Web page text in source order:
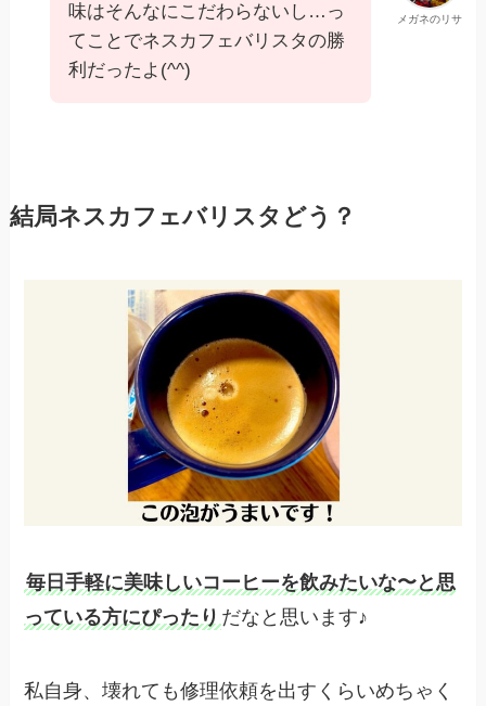
メガネのリサ
味はそんなにこだわらないし…っ
てことでネスカフェバリスタの勝
利だったよ(^^)
結局ネスカフェバリスタどう？
毎日手軽に美味しいコーヒーを飲みたいな〜と思
っている方にぴったり だなと思います♪
私自身、壊れても修理依頼を出すくらいめちゃく